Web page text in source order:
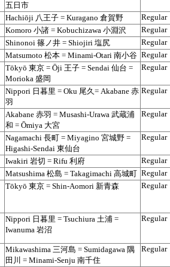
五日市
Hachiōji 八王子 = Kuragano 倉賀野 Regular
Komoro 小諸 = Kobuchizawa 小淵沢 Regular
Shinonoi 篠ノ井 = Shiojiri 塩尻 Regular
Matsumoto 松本 = Minami-Otari 南小谷 Regular
Tōkyō 東京 = Ōji 王子 = Sendai 仙台 =
Morioka 盛岡
Regular
Nippori 日暮里 = Oku 尾久= Akabane 赤
羽
Regular
Akabane 赤羽 = Musashi-Urawa 武蔵浦
和 = Ōmiya 大宮
Regular
Nagamachi 長町 = Miyagino 宮城野 =
Higashi-Sendai 東仙台
Regular
Iwakiri 岩切 = Rifu 利府 Regular
Matsushima 松島 = Takagimachi 高城町 Regular
Tōkyō 東京 = Shin-Aomori 新青森 Regular
Nippori 日暮里 = Tsuchiura 土浦 =
Iwanuma 岩沼
Regular
Mikawashima 三河島 = Sumidagawa 隅
田川 = Minami-Senju 南千住
Regular